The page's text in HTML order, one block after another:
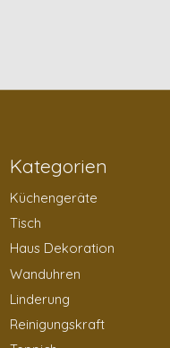
Kategorien
Küchengeräte
Tisch
Haus Dekoration
Wanduhren
Linderung
Reinigungskraft